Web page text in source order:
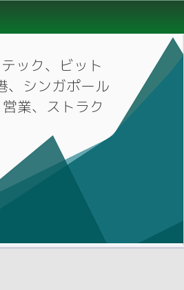
ック、ビット
、シンガポール
業、ストラク